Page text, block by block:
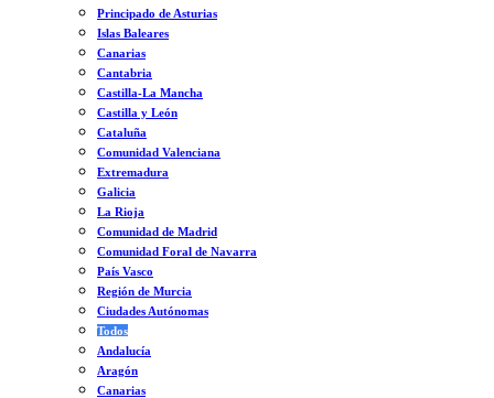
Principado de Asturias
Islas Baleares
Canarias
Cantabria
Castilla-La Mancha
Castilla y León
Cataluña
Comunidad Valenciana
Extremadura
Galicia
La Rioja
Comunidad de Madrid
Comunidad Foral de Navarra
País Vasco
Región de Murcia
Ciudades Autónomas
Todos
Andalucía
Aragón
Canarias